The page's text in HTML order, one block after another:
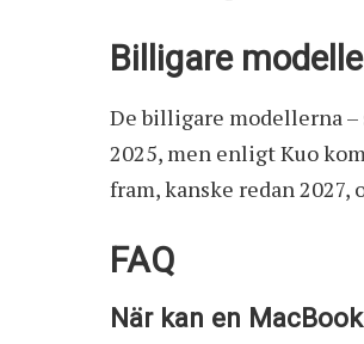
Billigare
De billigare modellerna –
2025, men enligt Kuo
fram, kanske redan
FAQ
När kan en